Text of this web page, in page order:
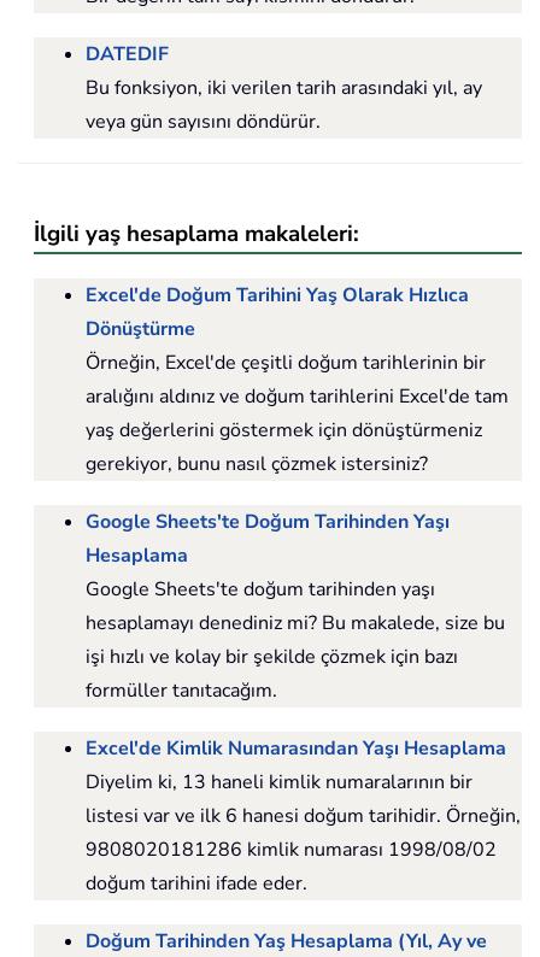
DATEDIF
Bu fonksiyon, iki verilen tarih arasındaki yıl, ay
veya gün sayısını döndürür.
İlgili yaş hesaplama makaleleri:
Excel'de Doğum Tarihini Yaş Olarak Hızlıca
Dönüştürme
Örneğin, Excel'de çeşitli doğum tarihlerinin bir
aralığını aldınız ve doğum tarihlerini Excel'de tam
yaş değerlerini göstermek için dönüştürmeniz
gerekiyor, bunu nasıl çözmek istersiniz?
Google Sheets'te Doğum Tarihinden Yaşı
Hesaplama
Google Sheets'te doğum tarihinden yaşı
hesaplamayı denediniz mi? Bu makalede, size bu
işi hızlı ve kolay bir şekilde çözmek için bazı
formüller tanıtacağım.
Excel'de Kimlik Numarasından Yaşı Hesaplama
Diyelim ki, 13 haneli kimlik numaralarının bir
listesi var ve ilk 6 hanesi doğum tarihidir. Örneğin,
9808020181286 kimlik numarası 1998/08/02
doğum tarihini ifade eder.
Doğum Tarihinden Yaş Hesaplama (Yıl, Ay ve